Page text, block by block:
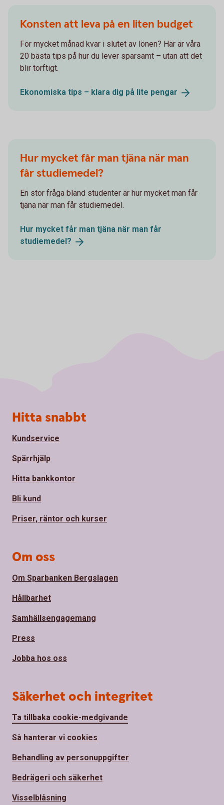
Konsten att leva på en liten budget
För mycket månad kvar i slutet av lönen? Här är våra
20 bästa tips på hur du lever sparsamt – utan att det
blir torftigt.
Ekonomiska tips – klara dig på lite pengar
Hur mycket får man tjäna när man
får studiemedel?
En stor fråga bland studenter är hur mycket man får
tjäna när man får studiemedel.
Hur mycket får man tjäna när man får
studiemedel?
Sidfot
Hitta snabbt
Kundservice
Spärrhjälp
Hitta bankkontor
Bli kund
Priser, räntor och kurser
Om oss
Om Sparbanken Bergslagen
Hållbarhet
Samhällsengagemang
Press
Jobba hos oss
Säkerhet och integritet
Ta tillbaka cookie-medgivande
Så hanterar vi cookies
Behandling av personuppgifter
Bedrägeri och säkerhet
Visselblåsning